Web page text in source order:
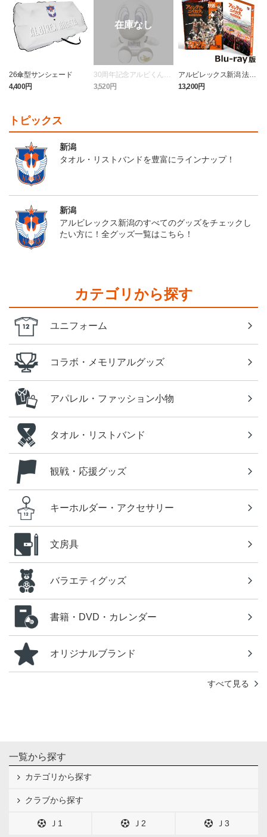
26傘型サンシェード
4,400円
30周年記念アルビくんぬ
いぐるみ
3,520円
アルビレックス新潟 法人
設立30周年記念 アイシ
テルニイガタ ―受け継が
13,200円
トピックス
新潟
タオル・リストバンドを豊富にラインナップ！
新潟
アルビレックス新潟のすべてのグッズをチェックし
たい方に！全グッズ一覧はこちら！
カテゴリから探す
ユニフォーム
コラボ・メモリアルグッズ
アパレル・ファッション小物
タオル・リストバンド
観戦・応援グッズ
キーホルダー・アクセサリー
文房具
バラエティグッズ
書籍・DVD・カレンダー
オリジナルブランド
すべて見る
一覧から探す
カテゴリから探す
クラブから探す
Ｊ1 Ｊ2 Ｊ3